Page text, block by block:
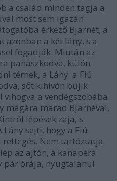
a család minden tagja a
most sem igazán
érkező Bjarnét, a
azonban a két lány, s a
fogadják. Miután az
panaszkodva, külön-
térnek, a Lány  a Fiú
sőt kihívón bújik
vihogva a vendégszobába
magára marad Bjarnéval,
lépések zaja, s
sejti, hogy a Fiú
rettegés. Nem tartóztatja
az ajtón, a kanapéra
pár órája, nyugtalanul